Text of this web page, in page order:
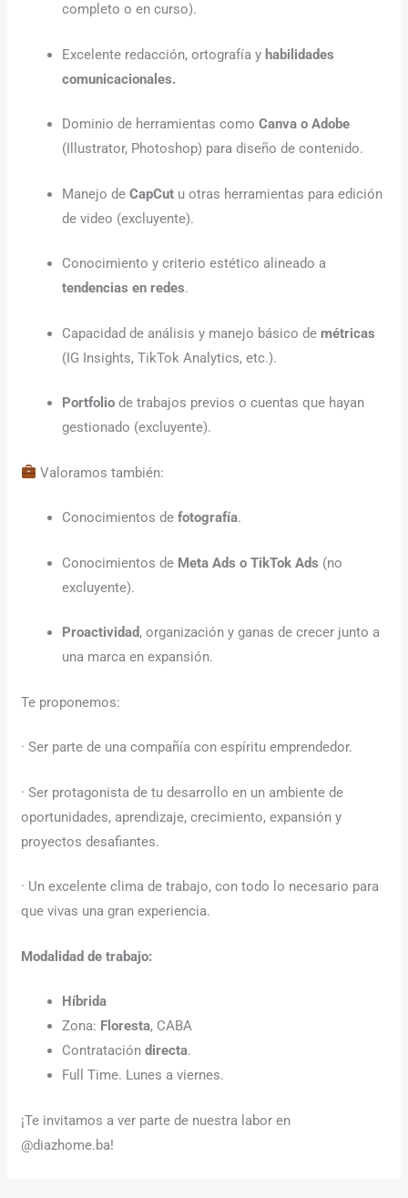
completo o en curso).
Excelente redacción, ortografía y habilidades
comunicacionales.
Dominio de herramientas comoCanva o Adobe
(Illustrator, Photoshop) para diseño de contenido.
Manejo deCapCut u otras herramientas para edición
de video (excluyente).
Conocimiento y criterio estético alineado a
tendencias en redes.
Capacidad de análisis y manejo básico demétricas
(IG Insights, TikTok Analytics, etc.).
Portfolio de trabajos previos o cuentas que hayan
gestionado (excluyente).
Valoramos también:
Conocimientos defotografía.
Conocimientos de Meta Ads o TikTok Ads (no
excluyente).
Proactividad, organización y ganas de crecer junto a
una marca en expansión.
Te proponemos:
· Ser parte de una compañía con espíritu emprendedor.
· Ser protagonista de tu desarrollo en un ambiente de
oportunidades, aprendizaje, crecimiento, expansión y
proyectos desafiantes.
· Un excelente clima de trabajo, con todo lo necesario para
que vivas una gran experiencia.
Modalidad de trabajo:
Híbrida
Zona: Floresta, CABA
Contratacióndirecta.
Full Time. Lunes a viernes.
¡Te invitamos a ver parte de nuestra labor en
@diazhome.ba!